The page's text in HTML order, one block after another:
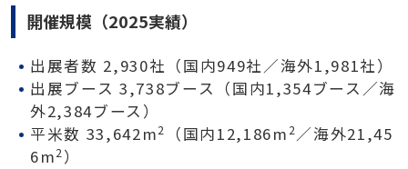
開催規模（2025実績）
出展者数 2,930社（国内949社／海外1,981社）
出展ブース 3,738ブース（国内1,354ブース／海
外2,384ブース）
平米数 33,642m2 （国内12,186m2／海外21,45
6m2）